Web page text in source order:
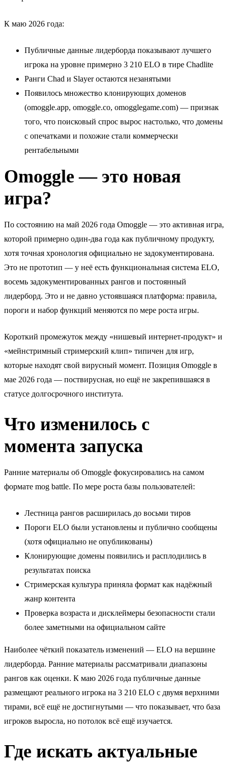
К маю 2026 года:
Публичные данные лидерборда показывают лучшего
игрока на уровне примерно 3 210 ELO в тире Chadlite
Ранги Chad и Slayer остаются незанятыми
Появилось множество клонирующих доменов
(omoggle.app, omoggle.co, omogglegame.com) — признак
того, что поисковый спрос вырос настолько, что домены
с опечатками и похожие стали коммерчески
рентабельными
Omoggle — это новая
игра?
По состоянию на май 2026 года Omoggle — это активная игра,
которой примерно один-два года как публичному продукту,
хотя точная хронология официально не задокументирована.
Это не прототип — у неё есть функциональная система ELO,
восемь задокументированных рангов и постоянный
лидерборд. Это и не давно устоявшаяся платформа: правила,
пороги и набор функций меняются по мере роста игры.
Короткий промежуток между «нишевый интернет-продукт» и
«мейнстримный стримерский клип» типичен для игр,
которые находят свой вирусный момент. Позиция Omoggle в
мае 2026 года — поствирусная, но ещё не закрепившаяся в
статусе долгосрочного института.
Что изменилось с
момента запуска
Ранние материалы об Omoggle фокусировались на самом
формате mog battle. По мере роста базы пользователей:
Лестница рангов расширилась до восьми тиров
Пороги ELO были установлены и публично сообщены
(хотя официально не опубликованы)
Клонирующие домены появились и расплодились в
результатах поиска
Стримерская культура приняла формат как надёжный
жанр контента
Проверка возраста и дисклеймеры безопасности стали
более заметными на официальном сайте
Наиболее чёткий показатель изменений — ELO на вершине
лидерборда. Ранние материалы рассматривали диапазоны
рангов как оценки. К маю 2026 года публичные данные
размещают реального игрока на 3 210 ELO с двумя верхними
тирами, всё ещё не достигнутыми — что показывает, что база
игроков выросла, но потолок всё ещё изучается.
Где искать актуальные